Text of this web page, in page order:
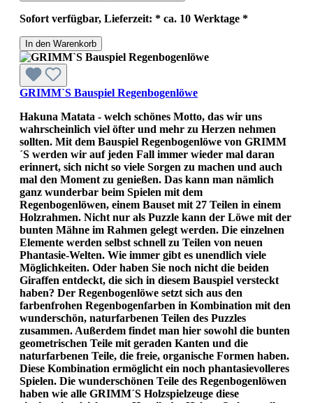
Sofort verfügbar, Lieferzeit: * ca. 10 Werktage *
In den Warenkorb
GRIMM`S Bauspiel Regenbogenlöwe
Hakuna Matata - welch schönes Motto, das wir uns
wahrscheinlich viel öfter und mehr zu Herzen nehmen
sollten. Mit dem Bauspiel Regenbogenlöwe von GRIMM
´S werden wir auf jeden Fall immer wieder mal daran
erinnert, sich nicht so viele Sorgen zu machen und auch
mal den Moment zu genießen. Das kann man nämlich
ganz wunderbar beim Spielen mit dem
Regenbogenlöwen, einem Bauset mit 27 Teilen in einem
Holzrahmen. Nicht nur als Puzzle kann der Löwe mit der
bunten Mähne im Rahmen gelegt werden. Die einzelnen
Elemente werden selbst schnell zu Teilen von neuen
Phantasie-Welten. Wie immer gibt es unendlich viele
Möglichkeiten. Oder haben Sie noch nicht die beiden
Giraffen entdeckt, die sich in diesem Bauspiel versteckt
haben? Der Regenbogenlöwe setzt sich aus den
farbenfrohen Regenbogenfarben in Kombination mit den
wunderschön, naturfarbenen Teilen des Puzzles
zusammen. Außerdem findet man hier sowohl die bunten
geometrischen Teile mit geraden Kanten und die
naturfarbenen Teile, die freie, organische Formen haben.
Diese Kombination ermöglicht ein noch phantasievolleres
Spielen. Die wunderschönen Teile des Regenbogenlöwen
haben wie alle GRIMM´S Holzspielzeuge diese